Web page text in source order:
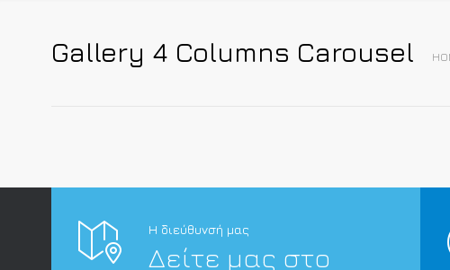
Gallery 4 Columns Carousel
Η διεύθυνσή μας
Δείτε μας στο